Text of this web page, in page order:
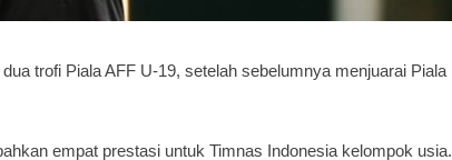
trofi Piala AFF U-19, setelah sebelumnya menjuarai Piala
empat prestasi untuk Timnas Indonesia kelompok usia.